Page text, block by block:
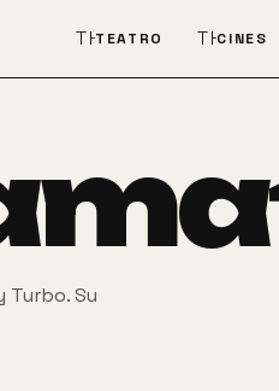
THEATER_COMEDY
TEATRO CINES
Turbo. Su